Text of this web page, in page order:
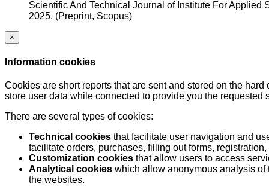
Scientific And Technical Journal of Institute For Applied
2025. (Preprint, Scopus)
×
Information cookies
Cookies are short reports that are sent and stored on the
store user data while connected to provide you the
There are several types of cookies:
Technical cookies that facilitate user navigation and
facilitate orders, purchases, filling out forms,
Customization cookies that allow users to access
Analytical cookies which allow anonymous analysis
the websites.